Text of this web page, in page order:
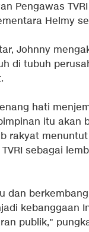
Pengawas
Helmy
Johnny
di tubuh
hati
itu akan
rakyat
sebagai
dan
kebanggaan
publik,"